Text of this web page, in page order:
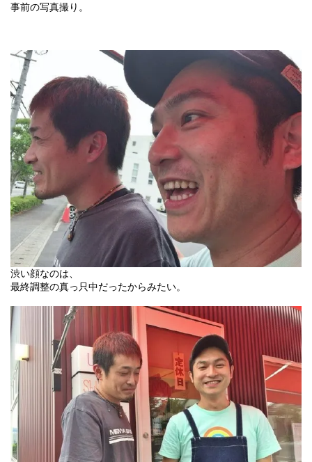
事前の写真撮り。
渋い顔なのは、
最終調整の真っ只中だったからみたい。